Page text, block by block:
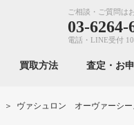
ご相談・ご質問は
03-6264-
電話・LINE受付
買取方法 査定・お
ヴァシュロン オーヴァーシ